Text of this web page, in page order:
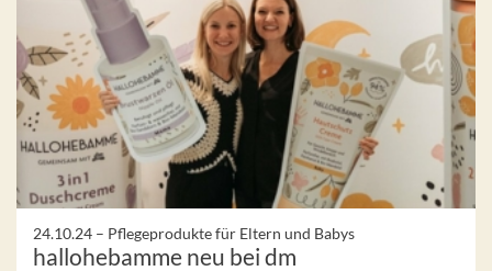
24.10.24 – Pflegeprodukte für Eltern und Babys
hallohebamme neu bei dm